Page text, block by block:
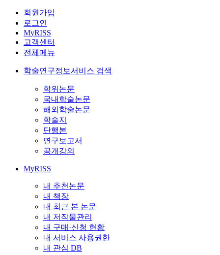
회원가입
로그인
MyRISS
고객센터
전체메뉴
학술연구정보서비스 검색
학위논문
국내학술논문
해외학술논문
학술지
단행본
연구보고서
공개강의
MyRISS
내 추천논문
내 책장
내 최근 본 논문
내 저작물관리
내 구매·신청 현황
내 서비스 사용권한
내 관심 DB